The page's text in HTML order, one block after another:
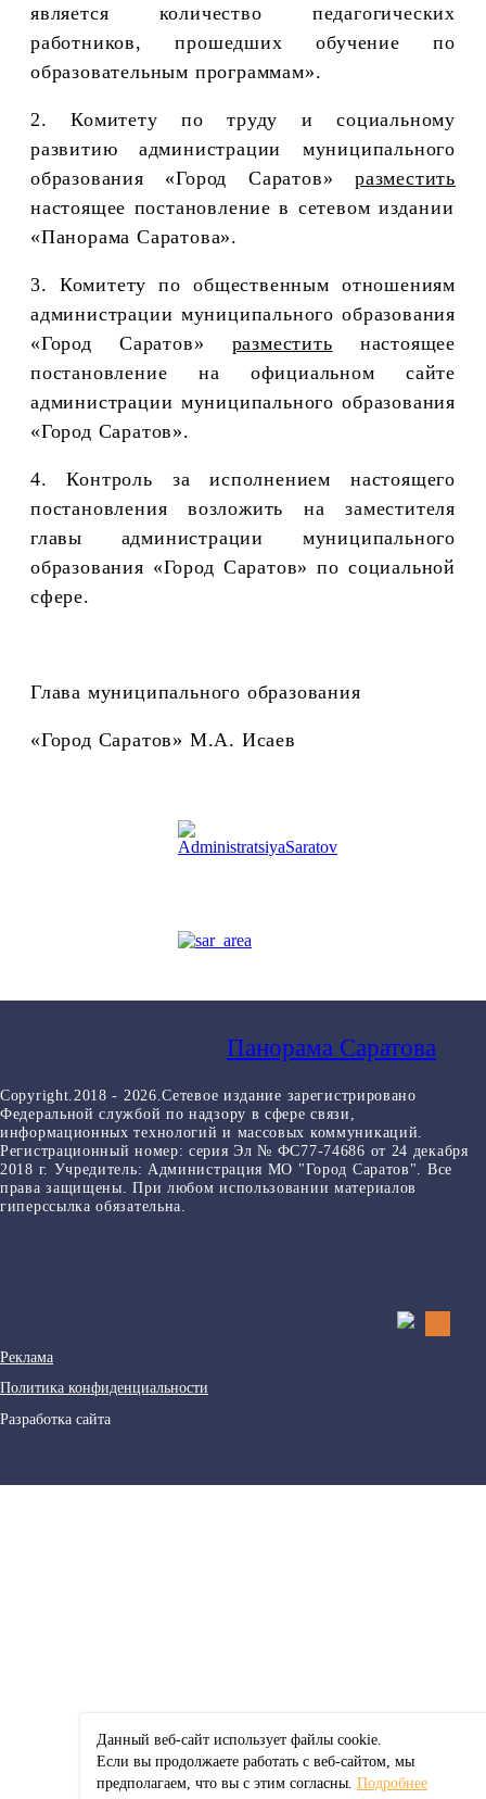
является количество педагогических
работников, прошедших обучение по
образовательным программам».
2. Комитету по труду и социальному
развитию администрации муниципального
образования «Город Саратов» разместить
настоящее постановление в сетевом издании
«Панорама Саратова».
3. Комитету по общественным отношениям
администрации муниципального образования
«Город Саратов»
разместить настоящее
постановление на официальном сайте
администрации муниципального образования
«Город Саратов».
4. Контроль за исполнением настоящего
постановления возложить на заместителя
главы администрации муниципального
образования «Город Саратов» по социальной
сфере.
Глава муниципального образования
«Город Саратов» М.А. Исаев
Панорама Саратова
Copyright.2018 - 2026.Сетевое издание зарегистрировано
Федеральной службой по надзору в сфере связи,
информационных технологий и массовых коммуникаций.
Регистрационный номер: серия Эл № ФС77-74686 от 24 декабря
2018 г. Учредитель: Администрация МО "Город Саратов". Все
права защищены. При любом использовании материалов
гиперссылка обязательна.
Реклама
Политика конфиденциальности
Разработка сайта
Данный веб-сайт использует файлы сookie.
Если вы продолжаете работать с веб-сайтом, мы
предполагаем, что вы с этим согласны. Подробнее